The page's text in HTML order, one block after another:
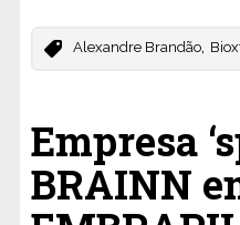
Alexandre Brandão,
Empresa
BRAINN